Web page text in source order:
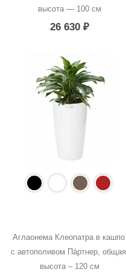
высота — 100 см
26 630₽
Аглаонема Клеопатра в кашпо
с автополивом Пáртнер, общая
высота – 120 см